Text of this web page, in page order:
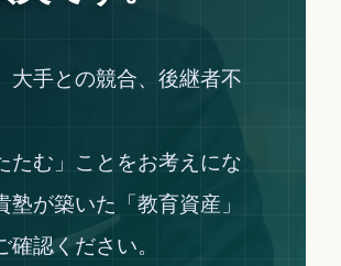
大手との競合、後継者不
たむ」ことをお考えにな
塾が築いた「教育資産」
認ください。